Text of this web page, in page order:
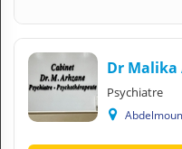
Dr Malika
Psychiatre